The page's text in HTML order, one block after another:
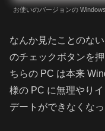
お使いのバージョンの
なんか見たことのな
のチェックボタンを
ちらの PC は本来
様の PC に無理やり
デートができなくな